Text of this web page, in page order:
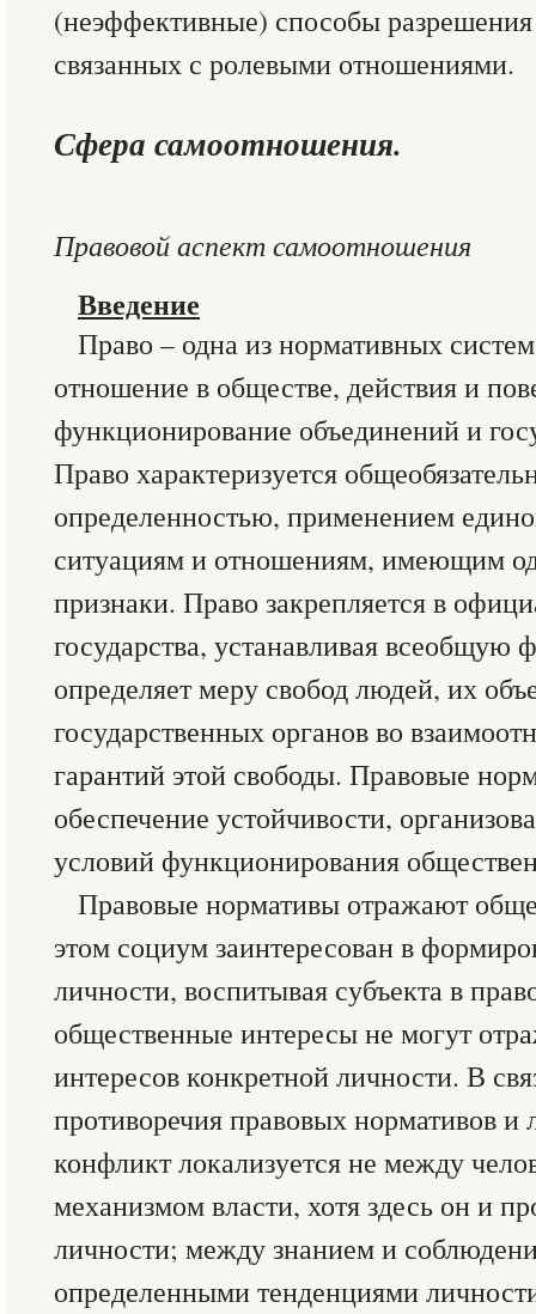
(неэффективные) способы
связанных с ролевыми отношениями.
Сфера самоотношения.
Правовой аспект самоотношения
Введение
Право – одна из нормативных
отношение в обществе, действия и
функционирование объединений и
Право характеризуется
определенностью, применением
ситуациям и отношениям, имеющим
признаки. Право закрепляется в
государства, устанавливая
определяет меру свобод людей, их
государственных органов во
гарантий этой свободы. Правовые
обеспечение устойчивости,
условий функционирования
Правовые нормативы отражают
этом социум заинтересован в
личности, воспитывая субъекта в
общественные интересы не могут
интересов конкретной личности. В
противоречия правовых нормативов и
конфликт локализуется не между
механизмом власти, хотя здесь он и
личности; между знанием и
определенными тенденциями